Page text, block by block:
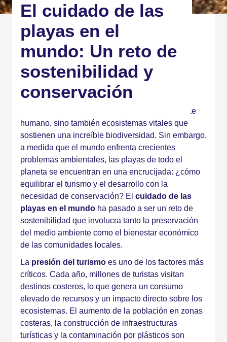
El cuidado de las
playas en el
mundo: Un reto de
sostenibilidad y
conservación
Las playas no solo son un refugio para el disfrute
humano, sino también ecosistemas vitales que
sostienen una increíble biodiversidad. Sin embargo,
a medida que el mundo enfrenta crecientes
problemas ambientales, las playas de todo el
planeta se encuentran en una encrucijada: ¿cómo
equilibrar el turismo y el desarrollo con la
necesidad de conservación? El cuidado de las
playas en el mundo ha pasado a ser un reto de
sostenibilidad que involucra tanto la preservación
del medio ambiente como el bienestar económico
de las comunidades locales.
La presión del turismo es uno de los factores más
críticos. Cada año, millones de turistas visitan
destinos costeros, lo que genera un consumo
elevado de recursos y un impacto directo sobre los
ecosistemas. El aumento de la población en zonas
costeras, la construcción de infraestructuras
turísticas y la contaminación por plásticos son